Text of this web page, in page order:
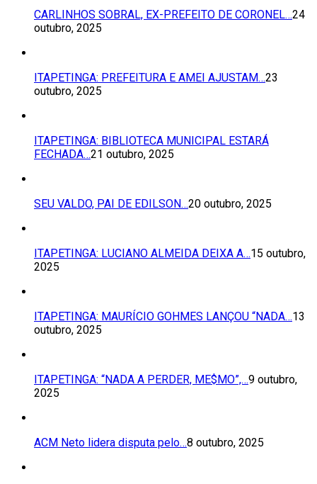
CARLINHOS SOBRAL, EX-PREFEITO DE CORONEL…24
outubro, 2025
ITAPETINGA: PREFEITURA E AMEI AJUSTAM…23
outubro, 2025
ITAPETINGA: BIBLIOTECA MUNICIPAL ESTARÁ
FECHADA…21 outubro, 2025
SEU VALDO, PAI DE EDILSON…20 outubro, 2025
ITAPETINGA: LUCIANO ALMEIDA DEIXA A…15 outubro,
2025
ITAPETINGA: MAURÍCIO GOHMES LANÇOU “NADA…13
outubro, 2025
ITAPETINGA: “NADA A PERDER, ME$MO”,…9 outubro,
2025
ACM Neto lidera disputa pelo…8 outubro, 2025